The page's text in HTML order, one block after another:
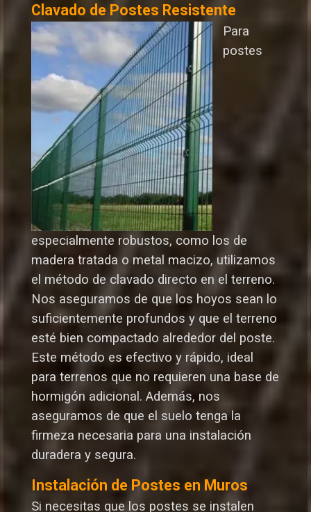
Clavado de Postes Resistente
Para
postes
especialmente robustos, como los de
madera tratada o metal macizo, utilizamos
el método de clavado directo en el terreno.
Nos aseguramos de que los hoyos sean lo
suficientemente profundos y que el terreno
esté bien compactado alrededor del poste.
Este método es efectivo y rápido, ideal
para terrenos que no requieren una base de
hormigón adicional. Además, nos
aseguramos de que el suelo tenga la
firmeza necesaria para una instalación
duradera y segura.
Instalación de Postes en Muros
Si necesitas que los postes se instalen